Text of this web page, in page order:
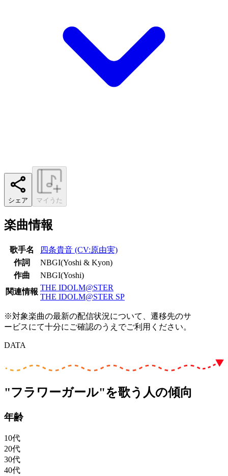
シェア マイうた
楽曲情報
歌手名
四条貴音 (CV:原由実)
作詞
NBGI(Yoshi & Kyon)
作曲
NBGI(Yoshi)
関連情報 THE IDOLM@STER
THE IDOLM@STER SP
※対象楽曲の最新の配信状況について、遷移先のサ
ービスにて十分にご確認のうえでご利用ください。
DATA
"フラワーガール"を歌う人の傾向
年齢
10代
20代
30代
40代